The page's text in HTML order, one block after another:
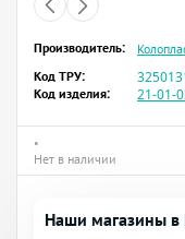
Производитель:
Код ТРУ:
Код изделия:
21-01-
•
Нет в наличии
Наши магазины в